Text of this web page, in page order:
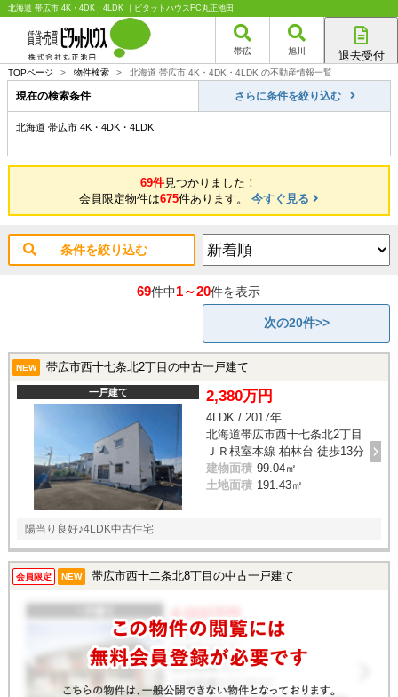
北海道 帯広市 4K・4DK・4LDK ｜ピタットハウスFC丸正池田
帯広 旭川 退去受付
旭川店
TOPページ > 物件検索 > 北海道 帯広市 4K・4DK・4LDK の不動産情報一覧
現在の検索条件 さらに条件を絞り込む
北海道 帯広市 4K・4DK・4LDK
69件見つかりました！
会員限定物件は675件あります。 今すぐ見る
条件を絞り込む
69件中1～20件を表示
次の20件>>
NEW 帯広市西十七条北2丁目の中古一戸建て
一戸建て 2,380万円
4LDK / 2017年
北海道帯広市西十七条北2丁目
ＪＲ根室本線 柏林台 徒歩13分
建物面積 99.04㎡
土地面積 191.43㎡
陽当り良好♪4LDK中古住宅
会員限定 NEW 帯広市西十二条北8丁目の中古一戸建て